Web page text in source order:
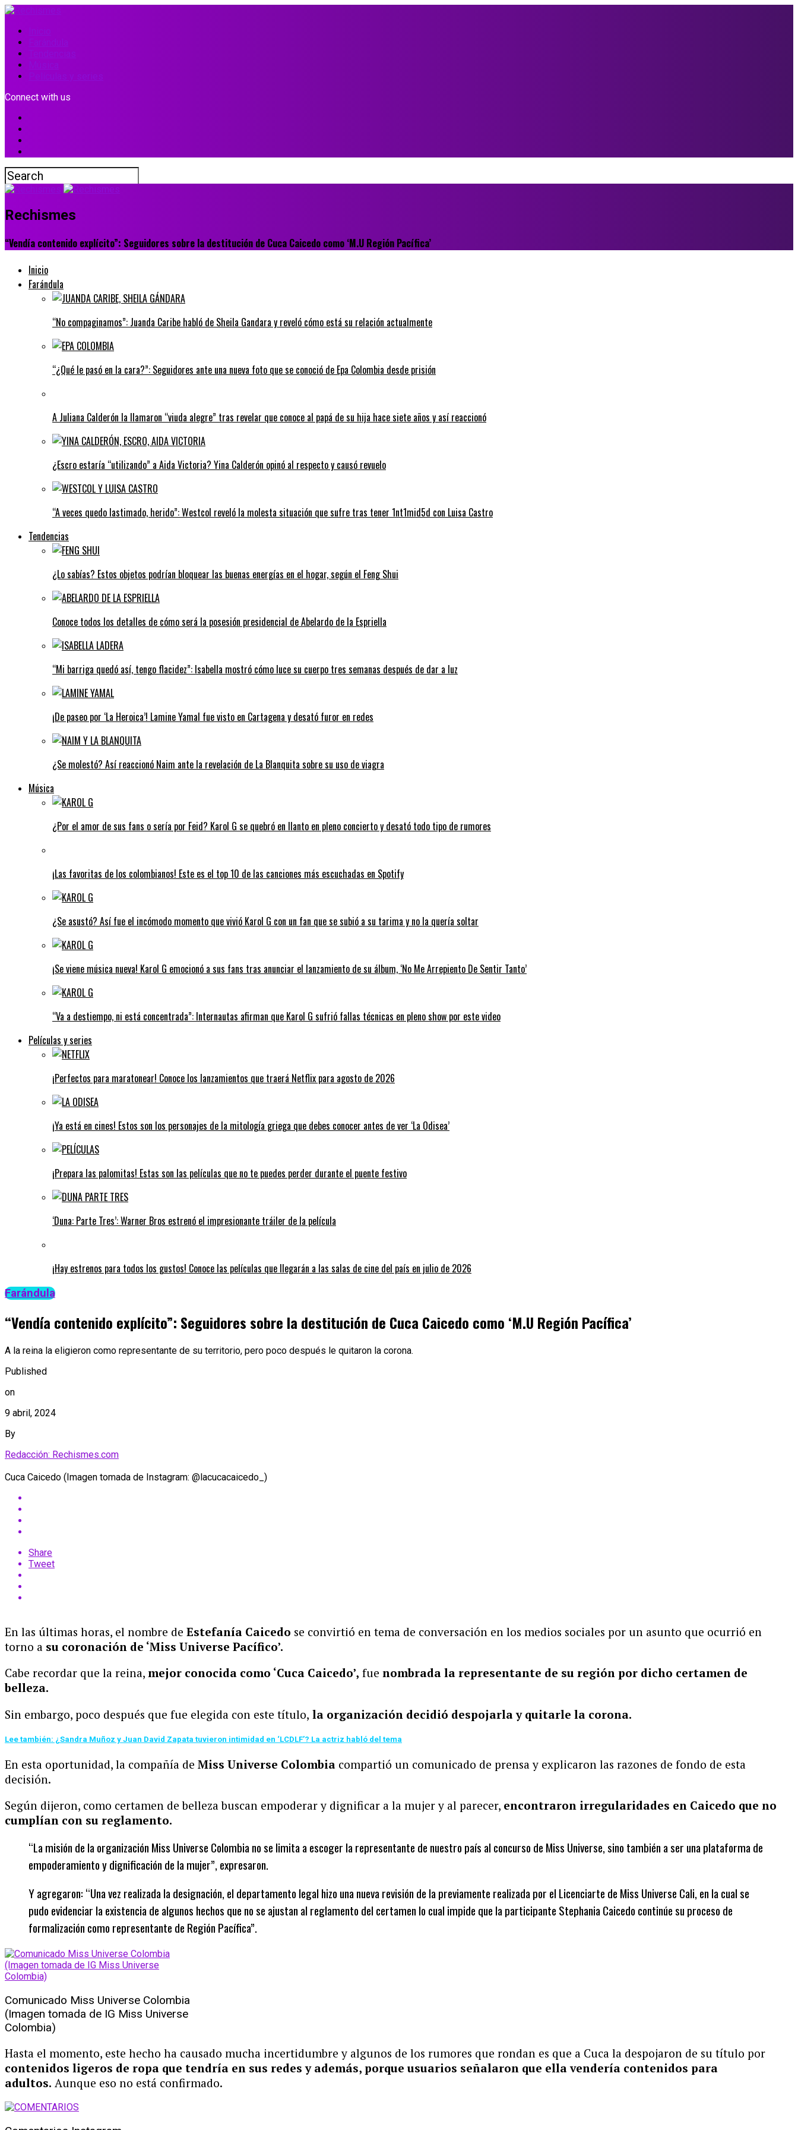
Connect with us
Rechismes
“Vendía contenido explícito”: Seguidores sobre la destitución de Cuca Caicedo como ‘M.U Región Pacífica’
Inicio
Farándula
“No compaginamos”: Juanda Caribe habló de Sheila Gandara y reveló cómo está su relación actualmente
“¿Qué le pasó en la cara?”: Seguidores ante una nueva foto que se conoció de Epa Colombia desde prisión
A Juliana Calderón la llamaron “viuda alegre” tras revelar que conoce al papá de su hija hace siete años y así reaccionó
¿Escro estaría “utilizando” a Aida Victoria? Yina Calderón opinó al respecto y causó revuelo
“A veces quedo lastimado, herido”: Westcol reveló la molesta situación que sufre tras tener 1nt1mid5d con Luisa Castro
Tendencias
¿Lo sabías? Estos objetos podrían bloquear las buenas energías en el hogar, según el Feng Shui
Conoce todos los detalles de cómo será la posesión presidencial de Abelardo de la Espriella
“Mi barriga quedó así, tengo flacidez”: Isabella mostró cómo luce su cuerpo tres semanas después de dar a luz
¡De paseo por ‘La Heroica’! Lamine Yamal fue visto en Cartagena y desató furor en redes
¿Se molestó? Así reaccionó Naim ante la revelación de La Blanquita sobre su uso de viagra
Música
¿Por el amor de sus fans o sería por Feid? Karol G se quebró en llanto en pleno concierto y desató todo tipo de rumores
¡Las favoritas de los colombianos! Este es el top 10 de las canciones más escuchadas en Spotify
¿Se asustó? Así fue el incómodo momento que vivió Karol G con un fan que se subió a su tarima y no la quería soltar
¡Se viene música nueva! Karol G emocionó a sus fans tras anunciar el lanzamiento de su álbum, ‘No Me Arrepiento De Sentir Tanto’
“Va a destiempo, ni está concentrada”: Internautas afirman que Karol G sufrió fallas técnicas en pleno show por este video
Películas y series
¡Perfectos para maratonear! Conoce los lanzamientos que traerá Netflix para agosto de 2026
¡Ya está en cines! Estos son los personajes de la mitología griega que debes conocer antes de ver ‘La Odisea’
¡Prepara las palomitas! Estas son las películas que no te puedes perder durante el puente festivo
‘Duna: Parte Tres’: Warner Bros estrenó el impresionante tráiler de la película
¡Hay estrenos para todos los gustos! Conoce las películas que llegarán a las salas de cine del país en julio de 2026
Farándula
“Vendía contenido explícito”: Seguidores sobre la destitución de Cuca Caicedo como ‘M.U Región Pacífica’
A la reina la eligieron como representante de su territorio, pero poco después le quitaron la corona.
Published
on
9 abril, 2024
By
Redacción: Rechismes.com
Cuca Caicedo (Imagen tomada de Instagram: @lacucacaicedo_)
Share
Tweet
En las últimas horas, el nombre de Estefanía Caicedo se convirtió en tema de conversación en los medios sociales por un asunto que ocurrió en
torno a su coronación de ‘Miss Universe Pacífico’.
Cabe recordar que la reina, mejor conocida como ‘Cuca Caicedo’, fue nombrada la representante de su región por dicho certamen de
belleza.
Sin embargo, poco después que fue elegida con este título, la organización decidió despojarla y quitarle la corona.
Lee también: ¿Sandra Muñoz y Juan David Zapata tuvieron intimidad en ‘LCDLF’? La actriz habló del tema
En esta oportunidad, la compañía de Miss Universe Colombia compartió un comunicado de prensa y explicaron las razones de fondo de esta
decisión.
Según dijeron, como certamen de belleza buscan empoderar y dignificar a la mujer y al parecer, encontraron irregularidades en Caicedo que no
cumplían con su reglamento.
“La misión de la organización Miss Universe Colombia no se limita a escoger la representante de nuestro país al concurso de Miss Universe, sino también a ser una plataforma de
empoderamiento y dignificación de la mujer”, expresaron.
Y agregaron: “Una vez realizada la designación, el departamento legal hizo una nueva revisión de la previamente realizada por el Licenciarte de Miss Universe Cali, en la cual se
pudo evidenciar la existencia de algunos hechos que no se ajustan al reglamento del certamen lo cual impide que la participante Stephania Caicedo continúe su proceso de
formalización como representante de Región Pacífica”.
Comunicado Miss Universe Colombia
(Imagen tomada de IG Miss Universe
Colombia)
Hasta el momento, este hecho ha causado mucha incertidumbre y algunos de los rumores que rondan es que a Cuca la despojaron de su título por
contenidos ligeros de ropa que tendría en sus redes y además, porque usuarios señalaron que ella vendería contenidos para
adultos. Aunque eso no está confirmado.